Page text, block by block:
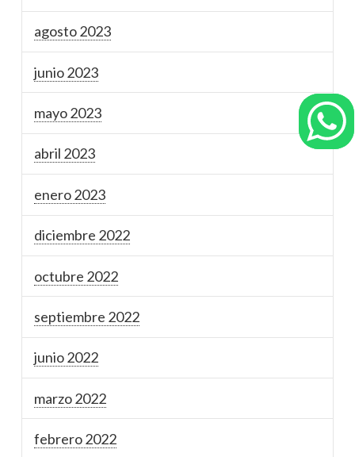
agosto 2023
junio 2023
mayo 2023
abril 2023
enero 2023
diciembre 2022
octubre 2022
septiembre 2022
junio 2022
marzo 2022
febrero 2022